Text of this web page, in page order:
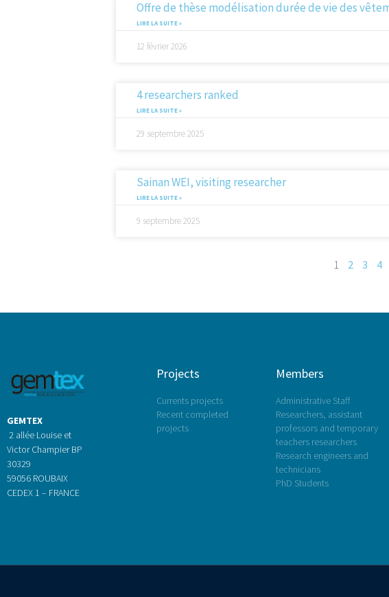
Offre de thèse modélisation durée de vie des
LIRE LA SUITE »
12 février 2026
4 researchers ranked
LIRE LA SUITE »
29 septembre 2025
Sainan WEI, visiting researcher
LIRE LA SUITE »
9 septembre 2025
1 2 3 4
GEMTEX
2 allée Louise et
Victor Champier BP
30329
59056 ROUBAIX
CEDEX 1 – FRANCE
Projects
Currents projects
Recent completed
projects
Members
Administrative Staff
Researchers, assistant
professors and temporary
teachers researchers
Research engineers and
technicians
PhD Students